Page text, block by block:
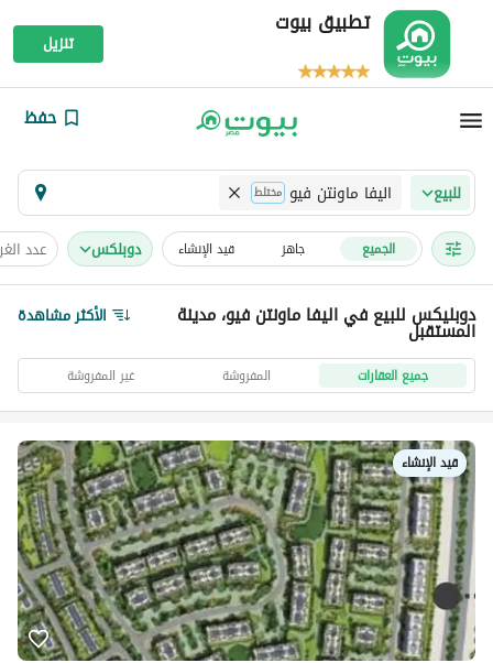
تطبيق بيوت
تنزيل
حفظ
للبيع اليفا ماونتن فيو مختلط
الجميع جاهز قيد الإنشاء دوبلكس عدد
دوبليكس للبيع في اليفا ماونتن فيو، مدينة
المستقبل الأكثر مشاهدة
جميع العقارات المفروشة غير المفروشة
قيد الإنشاء